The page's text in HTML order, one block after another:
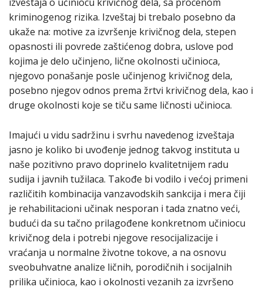
kriminogenog rizika. Izveštaj bi trebalo posebno da
ukaže na: motive za izvršenje krivičnog dela, stepen
opasnosti ili povrede zaštićenog dobra, uslove pod
kojima je delo učinjeno, lične okolnosti učinioca,
njegovo ponašanje posle učinjenog krivičnog dela,
posebno njegov odnos prema žrtvi krivičnog dela, kao i
druge okolnosti koje se tiču same ličnosti učinioca.
Imajući u vidu sadržinu i svrhu navedenog izveštaja
jasno je koliko bi uvođenje jednog takvog instituta u
naše pozitivno pravo doprinelo kvalitetnijem radu
sudija i javnih tužilaca. Takođe bi vodilo i većoj primeni
različitih kombinacija vanzavodskih sankcija i mera čiji
je rehabilitacioni učinak nesporan i tada znatno veći,
budući da su tačno prilagođene konkretnom učiniocu
krivičnog dela i potrebi njegove resocijalizacije i
vraćanja u normalne životne tokove, a na osnovu
sveobuhvatne analize ličnih, porodičnih i socijalnih
prilika učinioca, kao i okolnosti vezanih za izvršeno